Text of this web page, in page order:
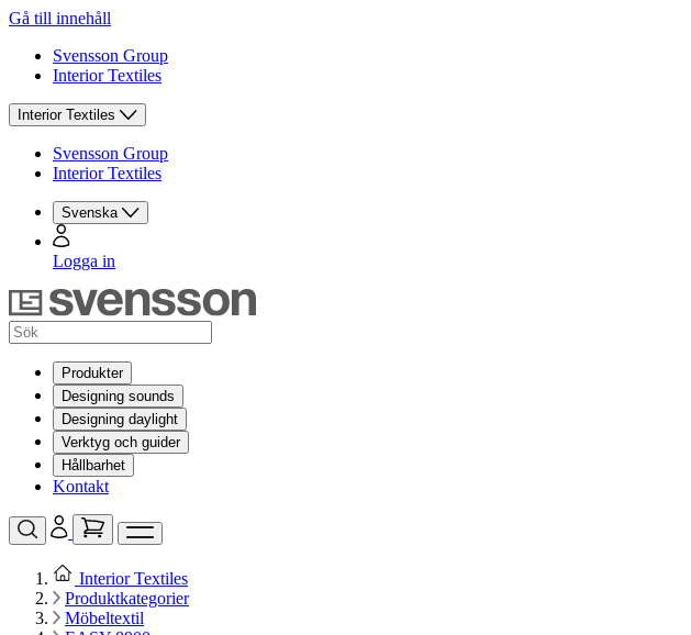
Gå till innehåll
Svensson Group
Interior Textiles
Interior Textiles
Svensson Group
Interior Textiles
Svenska
Logga in
Produkter
Designing sounds
Designing daylight
Verktyg och guider
Hållbarhet
Kontakt
Interior Textiles
Produktkategorier
Möbeltextil